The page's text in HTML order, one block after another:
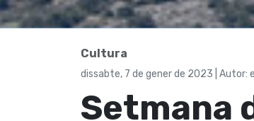
Cultura
dissabte, 7 de gener de 2023 | Autor:
Setmana